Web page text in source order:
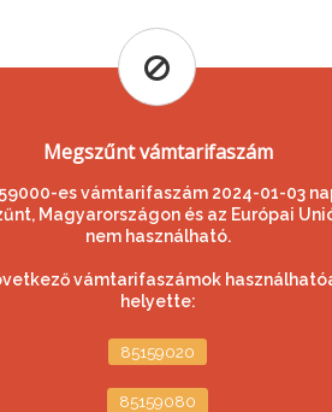
Megszűnt vámtarifaszám
es vámtarifaszám 2024-01-03
Magyarországon és az Európai
nem használható.
vámtarifaszámok
helyette:
85159020
85159080